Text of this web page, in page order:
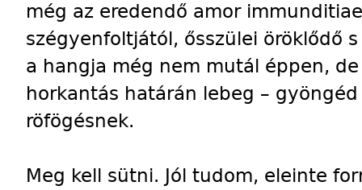
még az eredendő amor
szégyenfoltjától, ősszülei öröklődő
a hangja még nem mutál éppen,
horkantás határán lebeg –
röfögésnek.
Meg kell sütni. Jól tudom, eleinte